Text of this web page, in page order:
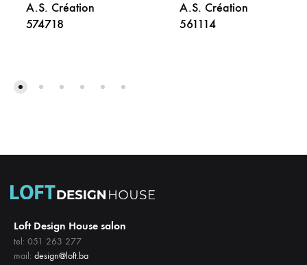
A.S. Création
574718
A.S. Création
561114
Loft Design House salon
tel: 051 263 277
mail: design@loft.ba